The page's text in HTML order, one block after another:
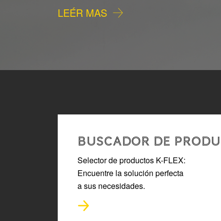
LEÉR MAS
BUSCADOR DE
Selector de productos K-FLEX:
Encuentre la solución perfecta
a sus necesidades.